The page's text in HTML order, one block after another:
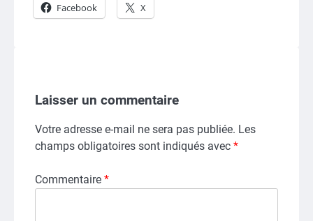
Facebook X
Laisser un commentaire
Votre adresse e-mail ne sera pas publiée. Les
champs obligatoires sont indiqués avec *
Commentaire *